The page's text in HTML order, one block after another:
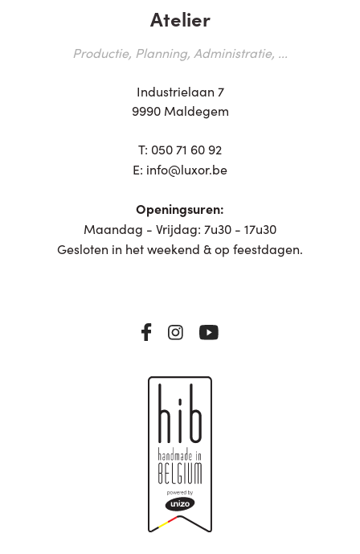
Atelier
Productie, Planning, Administratie, ...
Industrielaan 7
9990 Maldegem
T: 050 71 60 92
E: info@luxor.be
Openingsuren:
Maandag - Vrijdag: 7u30 - 17u30
Gesloten in het weekend & op feestdagen.